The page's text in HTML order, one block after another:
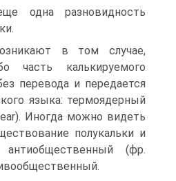
одна разновидность
в том случае,
часть кальки­руемого
перевода и передается
языка: термоядерный
Иногда можно видеть
полукальки и
антиобщественный (фр.